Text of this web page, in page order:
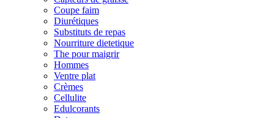
Coupe faim
Diurétiques
Substituts de repas
Nourriture dietetique
The pour maigrir
Hommes
Ventre plat
Crèmes
Cellulite
Edulcorants